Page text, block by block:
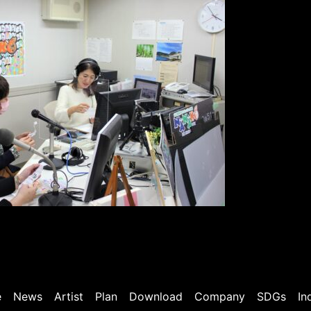
News Artist Plan Download Company SDGs